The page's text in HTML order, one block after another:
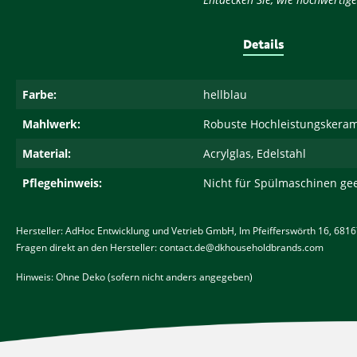
Details
Farbe:
hellblau
Mahlwerk:
Robuste
Material:
Acrylglas, Edelstahl
Pflegehinweis:
Nicht für Spülmaschinen
Hersteller: AdHoc Entwicklung und Vetrieb GmbH, Im Pfeifferswörth 16,
Fragen direkt an den Hersteller: contact.de@dkhouseholdbrands.com
Hinweis: Ohne Deko (sofern nicht anders angegeben)